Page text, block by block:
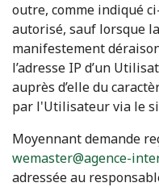
outre, comme indiqué
autorisé, sauf lorsque
manifestement
l’adresse IP d’un
auprès d’elle du
par l'Utilisateur via le
Moyennant demande
wemaster@agence-
adressée au